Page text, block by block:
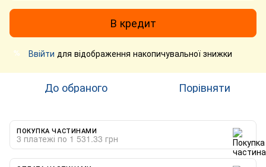
В кредит
% Ввійти для відображення накопичувальної знижки
До обраного Порівняти
ПОКУПКА ЧАСТИНАМИ
3 платежі по 1 531.33 грн